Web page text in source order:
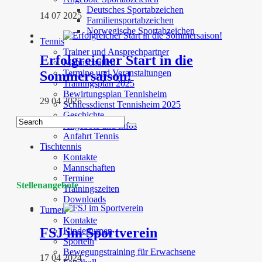
Deutsches Sportabzeichen
Familiensportabzeichen
Norwegische Sportabzeichen
Tennis
Trainer und Ansprechpartner
Mannschaften
Termine und Veranstaltungen
Trainingsplan 2025
Bewirtungsplan Tennisheim
Schliessdienst Tennisheim 2025
Geschichte
Angebote und Infos
Anfahrt Tennis
Tischtennis
Kontakte
Mannschaften
Termine
Trainingszeiten
Downloads
Turnen
Kontakte
Kinderturnen
Sporteln
Bewegungstraining für Erwachsene
14 07 2025
Erfolgreicher Start in die
Sommersaison!
29 04 2025
Stellenangebote
FSJ im Sportverein
17 04 2024